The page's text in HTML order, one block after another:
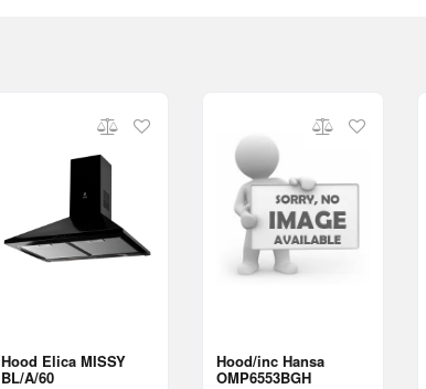
Hood Elica MISSY
BL/A/60
Hood/inc Hansa
OMP6553BGH